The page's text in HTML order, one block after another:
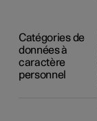
Catégories de
données à
caractère
personnel